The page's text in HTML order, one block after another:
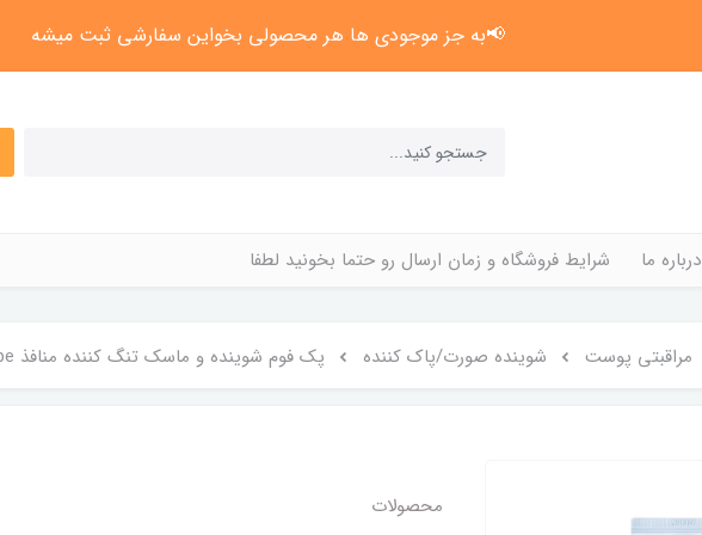
📢به جز موجودی ها هر محصولی بخواین سفارشی ثبت میشه
درباره ما شرایط فروشگاه و زمان ارسال رو حتما بخونید لطفا
مراقبتی پوست شوینده صورت/پاک کننده پک فوم شوینده و ماسک تنگ کننده منافذ papa recipe
محصولات